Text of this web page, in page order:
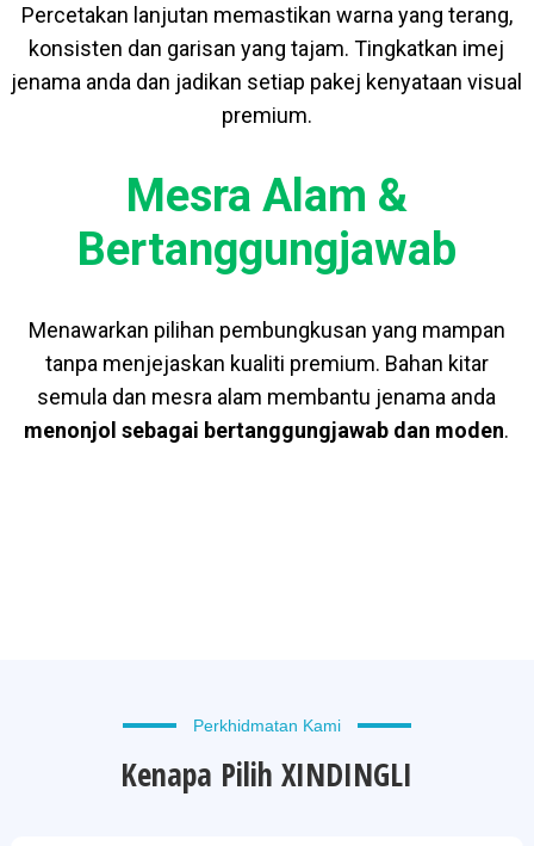
Percetakan lanjutan memastikan warna yang terang,
konsisten dan garisan yang tajam. Tingkatkan imej
jenama anda dan jadikan setiap pakej kenyataan visual
premium.
Mesra Alam &
Bertanggungjawab
Menawarkan pilihan pembungkusan yang mampan
tanpa menjejaskan kualiti premium. Bahan kitar
semula dan mesra alam membantu jenama anda
menonjol sebagai bertanggungjawab dan moden.
Perkhidmatan Kami
Kenapa Pilih XINDINGLI